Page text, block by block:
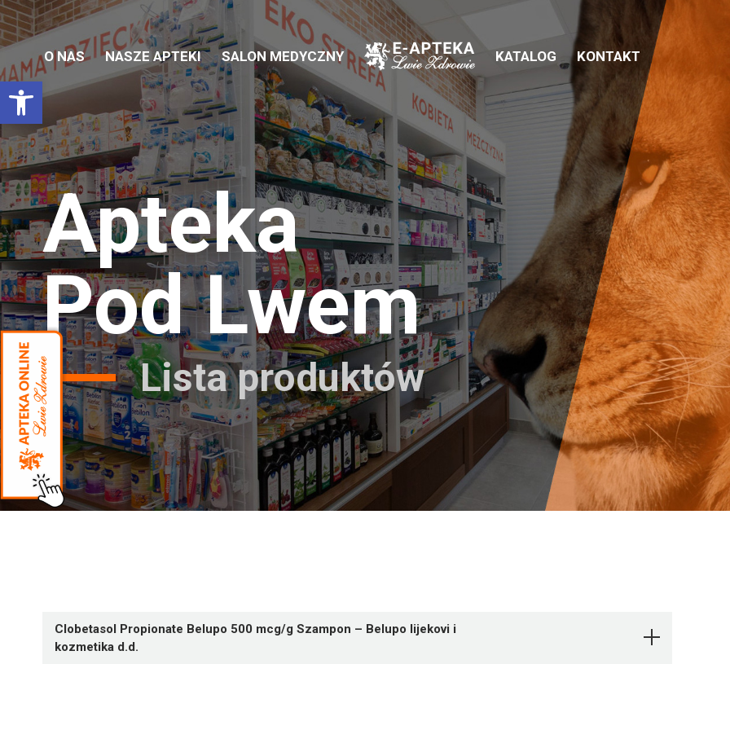
Otwórz pasek narzędzi
O NAS NASZE APTEKI SALON MEDYCZNY KATALOG KONTAKT
Apteka
Pod Lwem
Lista produktów
Clobetasol Propionate Belupo 500 mcg/g Szampon – Belupo lijekovi i
kozmetika d.d.